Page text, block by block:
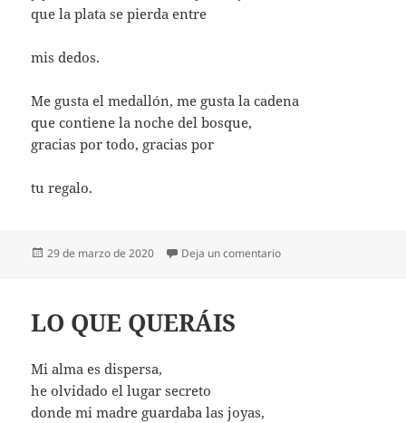
que la plata se pierda entre
mis dedos.
Me gusta el medallón, me gusta la cadena
que contiene la noche del bosque,
gracias por todo, gracias por
tu regalo.
Publicado
29 de marzo de 2020 Deja un comentarioen GRACIAS POR TU
LO QUE QUERÁIS
Mi alma es dispersa,
he olvidado el lugar secreto
donde mi madre guardaba las joyas,